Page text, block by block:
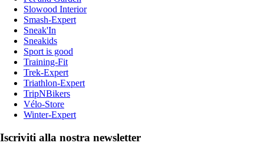
Slowood Interior
Smash-Expert
Sneak'In
Sneakids
Sport is good
Training-Fit
Trek-Expert
Triathlon-Expert
TripNBikers
Vélo-Store
Winter-Expert
Iscriviti alla nostra newsletter